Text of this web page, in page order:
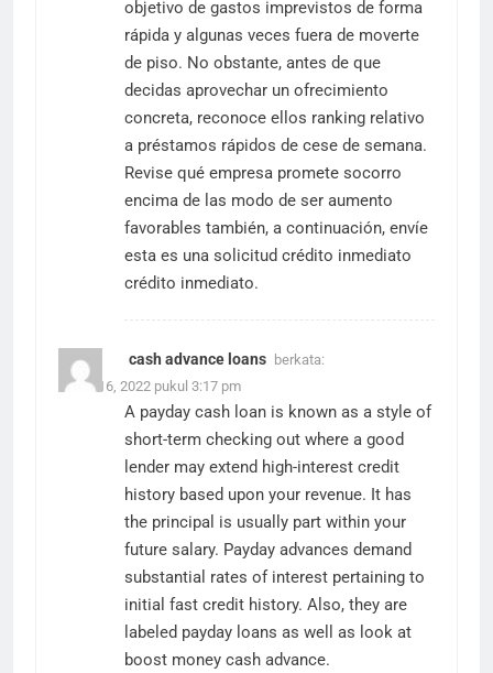
objetivo de gastos imprevistos de forma
rápida y algunas veces fuera de moverte
de piso. No obstante, antes de que
decidas aprovechar un ofrecimiento
concreta, reconoce ellos ranking relativo
a préstamos rápidos de cese de semana.
Revise qué empresa promete socorro
encima de las modo de ser aumento
favorables también, a continuación, envíe
esta es una solicitud crédito inmediato
crédito inmediato.
cash advance loans berkata:
Maret 16, 2022 pukul 3:17 pm
A payday cash loan is known as a style of
short-term checking out where a good
lender may extend high-interest credit
history based upon your revenue. It has
the principal is usually part within your
future salary. Payday advances demand
substantial rates of interest pertaining to
initial fast credit history. Also, they are
labeled payday loans as well as look at
boost money cash advance.